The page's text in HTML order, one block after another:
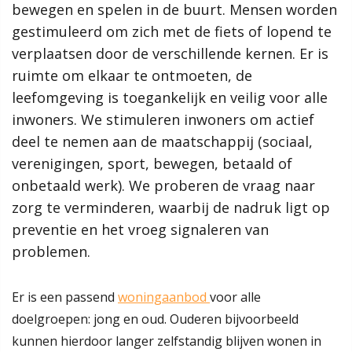
Hoe werkt de website?
Rol van de gemeente
Contact
Gebieden
Raamsdonk
Geertruidenberg
Raamsdonksveer
Amergebied
Thema's
Energie
Zoeken
bewegen en spelen in de buurt. Mensen worden
gestimuleerd om zich met de fiets of lopend te
verplaatsen door de verschillende kernen. Er is
ruimte om elkaar te ontmoeten, de
leefomgeving is toegankelijk en veilig voor alle
inwoners. We stimuleren inwoners om actief
deel te nemen aan de maatschappij (sociaal,
verenigingen, sport, bewegen, betaald of
onbetaald werk). We proberen de vraag naar
zorg te verminderen, waarbij de nadruk ligt op
preventie en het vroeg signaleren van
problemen.
Lees verder
bewegen en spelen in de buurt. Mensen worden
gestimuleerd om zich met de fiets of lopend te
verplaatsen door de verschillende kernen. Er is
ruimte om elkaar te ontmoeten, de
leefomgeving is toegankelijk en veilig voor alle
inwoners. We stimuleren inwoners om actief
deel te nemen aan de maatschappij (sociaal,
verenigingen, sport, bewegen, betaald of
onbetaald werk). We proberen de vraag naar
zorg te verminderen, waarbij de nadruk ligt op
preventie en het vroeg signaleren van
problemen.
Er is een passend woningaanbod voor alle
doelgroepen: jong en oud. Ouderen bijvoorbeeld
kunnen hierdoor langer zelfstandig blijven wonen in